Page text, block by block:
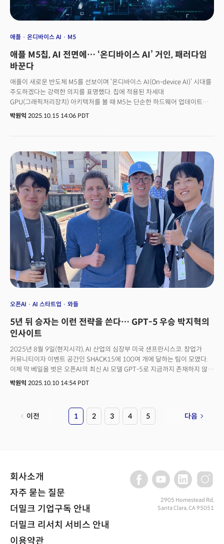
겪을 가능성이 있다는 의미다. “특히 팬데믹 이후 정신질환자가 급속도로
증가했습니다. 2030년에는 정신질환이 세계 질병 부담 중 가장 큰 비중을
마음의 고통, AI는 이 문제를 해결하는 도구가 될 수 있을까?👉AI 의료 혁명 :
애플 온디바이스 AI M5
애플 M5칩, AI 전면에… ‘온디바이스 AI’ 거인, 패러다임
바꾼다
애플이 새로운 반도체 M5를 선보이며 ‘온디바이스 AI(On-device AI)’ 시대를
주도하겠다는 강력한 의지를 표명했다. 칩에 적용된 차세대
GPU(그래픽처리장치) 아키텍처를 볼 때 M5는 단순한 하드웨어 업데이트를
넘어 AI를 제품 전략 중심에 확고하게 자리 잡게 만든 중대한 이정표라는 게
애플 실리콘의 AI 성능에서 다음 단계의 큰 도약을 이끌 것”이라며 “GPU에
뉴럴 가속기를 도입한 M5는 AI 워크로드를 크게 향상시킨다”고
설명했다. 애플은 이날 M5 칩을 탑재한 세 가지 새로운 제품 라인업도
선보였다. 강력한 성능으로 무장한 맥북 프로, 휴대용 AI 워크스테이션으로
재탄생한 아이패드 프로, 한 차원 높은 몰입감을 제공하는 애플 비전 프로가 그
주인공이다. 생성형 AI 분야에서 상대적으로 뒤처졌다는 평가를 받는 애플이
M5 칩과 프라이버시, 저지연성, 매끄러운 사용자 경험을 앞세운 온디바이스
AI를 통해 다시 부활할 수 있을지 업계의 시선이 쏠리고 있다.👉관련 기사:
애플, AI의 골든타임을 놓쳤다... WWDC 25에서 뒷전으로 밀려
박원익 2025.10.15 14:06 PDT
오픈AI AI 스타트업 와들
5년 뒤 승자는 이런 전략을 쓴다… GPT-5 우승 박지혁의
인사이트
2025년 8월 9일(현지시각), AI 산업의 심장부 미국 샌프란시스코. 창업가
커뮤니티이자 이벤트 공간인 SHACK15에 100여 개에 달하는 팀이 모였다.
이제 막 베일을 벗은 오픈AI의 최신 AI 모델 GPT-5로 지금까지 존재하지 않던
새로운 제품을 만드는 대회 ‘GPT-5 스타트업 해커톤’에 참여하기 위해 전
점원) ‘젠투(Gentoo)’를 한 단계 진화시키는 것이었다. 단순히 고객 응대를
자동화하는 ‘AI 점원’을 넘어, 매장의 상품 배치나 캠페인 기획까지 제공할 수
회상했다. 핵심은 젠투가 사용자와 나눈 방대한 대화 데이터를 GPT-5를
이용해 분석하는 것이었다. 예컨대 데이터 기반으로 사용자의 취향과 행동
패턴을 반영, 가상의 마케팅 전략을 시뮬레이션해 매출을 높이는
식이다. 결과는 놀라웠다. 와들팀은 유일한 한국 참가팀으로서 100여 개의
쟁쟁한 글로벌 팀들을 제치고 최종 1위를 차지했다. 세계 최고 벤처캐피털(VC)
중 하나로 꼽히는 세쿼이아 캐피탈(Sequoia Capital)의 알프레드 린, 컨빅션
파트너스의 사라 구오, 코슬라 벤처스의 카누 굴라티, 클라이너 퍼킨스의 리
마리 브래즈웰 등 쟁쟁한 심사 위원들이 부여한 점수였다. “운이 좋게도
박원익 2025.10.10 14:54 PDT
이전 1 2 3 4 5 다음
회사소개
자주 묻는 질문
더밀크 기업구독 안내
더밀크 리서치 서비스 안내
이용약관
2905 Homestead Rd,
Santa Clara, CA 95051